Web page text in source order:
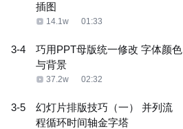
插图
14.1w 01:33
3-4
巧用PPT母版统一修改 字体颜色
与背景
37.2w 02:32
3-5
幻灯片排版技巧（一） 并列流
程循环时间轴金字塔